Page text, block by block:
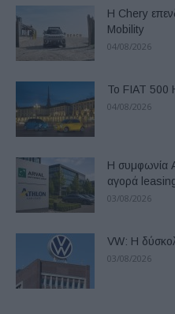
Η Chery
Mobility
04/08/2026
Το FIAT 500
04/08/2026
Η συμφωνία
αγορά
03/08/2026
VW: Η
03/08/2026